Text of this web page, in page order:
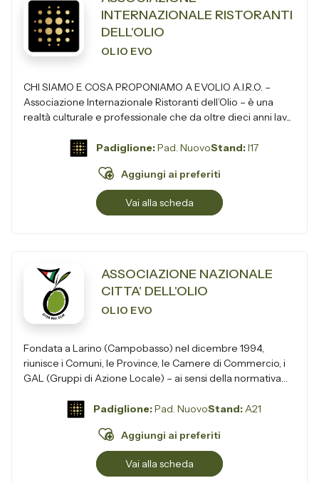
INTERNAZIONALE RISTORANTI
DELL'OLIO
OLIO EVO
CHI SIAMO E COSA PROPONIAMO A EVOLIO A.I.R.O. –
Associazione Internazionale Ristoranti dell’Olio – è una
realtà culturale e professionale che da oltre dieci anni lav...
Padiglione:Pad. NuovoStand:I17
Aggiungi ai preferiti
Vai alla scheda
ASSOCIAZIONE NAZIONALE
CITTA' DELL'OLIO
OLIO EVO
Fondata a Larino (Campobasso) nel dicembre 1994,
riunisce i Comuni, le Province, le Camere di Commercio, i
GAL (Gruppi di Azione Locale) – ai sensi della normativa
Padiglione:Pad. NuovoStand:A21
Aggiungi ai preferiti
Vai alla scheda